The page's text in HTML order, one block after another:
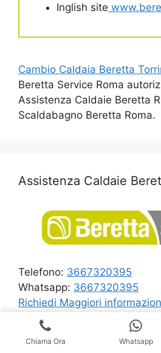
Inglish site
Cambio Caldaia Beretta
Beretta Service Roma
Assistenza Caldaie Beretta
Scaldabagno Beretta Roma.
Assistenza Caldaie
Telefono: 3667320395
Whatsapp: 3667320395
Richiedi Maggiori
Ricerca
Chiama Ora Whatsapp